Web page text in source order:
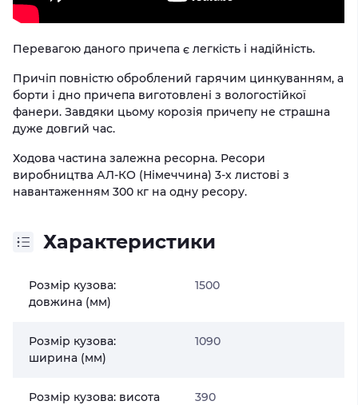
Перевагою даного причепа є легкість і надійність.
Причіп повністю оброблений гарячим цинкуванням, а
борти і дно причепа виготовлені з вологостійкої
фанери. Завдяки цьому корозія причепу не страшна
дуже довгий час.
Ходова частина залежна ресорна. Ресори
виробництва АЛ-КО (Німеччина) 3-х листові з
навантаженням 300 кг на одну ресору.
Характеристики
Розмір кузова:
довжина (мм)
1500
Розмір кузова:
ширина (мм)
1090
Розмір кузова: висота
390